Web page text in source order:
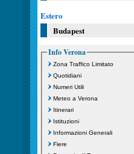
Estero
Budapest
Info Verona
Zona Traffico Limitato
Quotidiani
Numeri Utili
Meteo a Verona
Itinerari
Istituzioni
Informazioni Generali
Fiere